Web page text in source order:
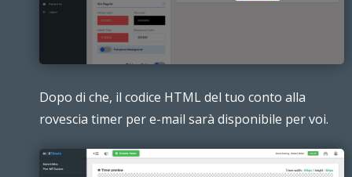
Dopo di che, il codice HTML del tuo conto alla
rovescia timer per e-mail sarà disponibile per voi.